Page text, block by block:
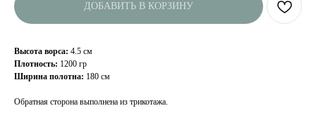
ДОБАВИТЬ В КОРЗИНУ
Высота ворса: 4.5 см
Плотность: 1200 гр
Ширина полотна: 180 см
Обратная сторона выполнена из трикотажа.